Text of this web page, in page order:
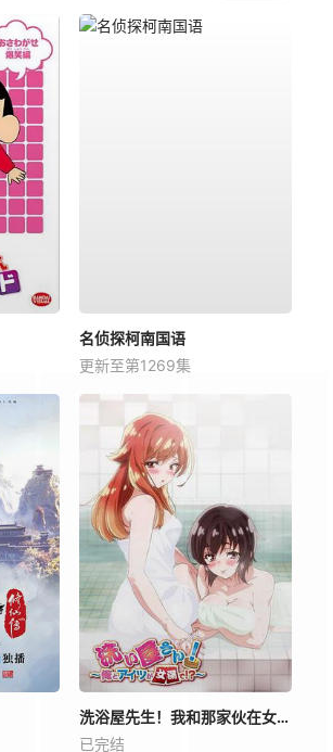
名侦探柯南国语
更新至第1269集
洗浴屋先生！我和那家伙在女浴池！？
已完结